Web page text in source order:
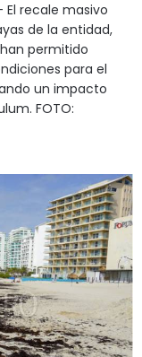
El recale masivo
de la entidad,
permitido
para el
un impacto
FOTO: